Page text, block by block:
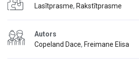
Lasītprasme, Rakstītprasme
Autors
Copeland Dace, Freimane Elisa